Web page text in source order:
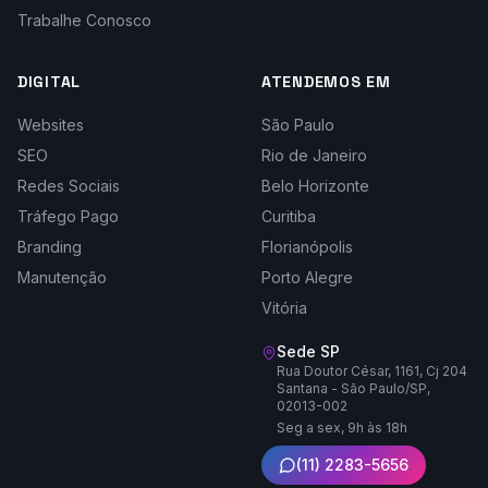
Trabalhe Conosco
DIGITAL
Websites
SEO
Redes Sociais
Tráfego Pago
Branding
Manutenção
ATENDEMOS EM
São Paulo
Rio de Janeiro
Belo Horizonte
Curitiba
Florianópolis
Porto Alegre
Vitória
Sede SP
Rua Doutor César, 1161, Cj 204
Santana - São Paulo/SP,
02013-002
Seg a sex, 9h às 18h
(11) 2283-5656